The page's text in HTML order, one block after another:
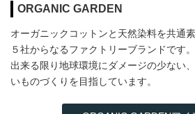
ORGANIC GARDEN
オーガニックコットンと天然染料を共通
５社からなるファクトリーブランドです。
出来る限り地球環境にダメージの少ない
いものづくりを目指しています。